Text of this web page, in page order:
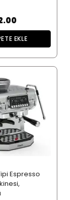
EKLE
Espresso